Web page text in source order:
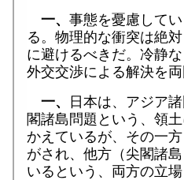
一、 事態を憂慮してい
る。物理的な衝突は絶対
に避けるべきだ。冷静な
外交交渉による解決を
一、
日本は、アジア
閣諸島問題という、領
かえているが、その一
がされ、他方（尖閣諸
いるという、両方の立